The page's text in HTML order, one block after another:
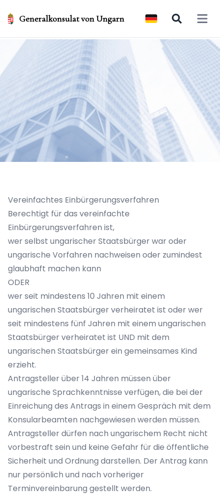
Generalkonsulat von Ungarn Open
Vereinfachtes Einbürgerungsverfahren
Berechtigt für das vereinfachte
Einbürgerungsverfahren ist,
wer selbst ungarischer Staatsbürger war oder
ungarische Vorfahren nachweisen oder zumindest
glaubhaft machen kann
ODER
wer seit mindestens 10 Jahren mit einem
ungarischen Staatsbürger verheiratet ist oder wer
seit mindestens fünf Jahren mit einem ungarischen
Staatsbürger verheiratet ist UND mit dem
ungarischen Staatsbürger ein gemeinsames Kind
erzieht.
Antragsteller über 14 Jahren müssen über
ungarische Sprachkenntnisse verfügen, die bei der
Einreichung des Antrags in einem Gespräch mit dem
Konsularbeamten nachgewiesen werden müssen.
Antragsteller dürfen nach ungarischem Recht nicht
vorbestraft sein und keine Gefahr für die öffentliche
Sicherheit und Ordnung darstellen. Der Antrag kann
nur persönlich und nach vorheriger
Terminvereinbarung gestellt werden.